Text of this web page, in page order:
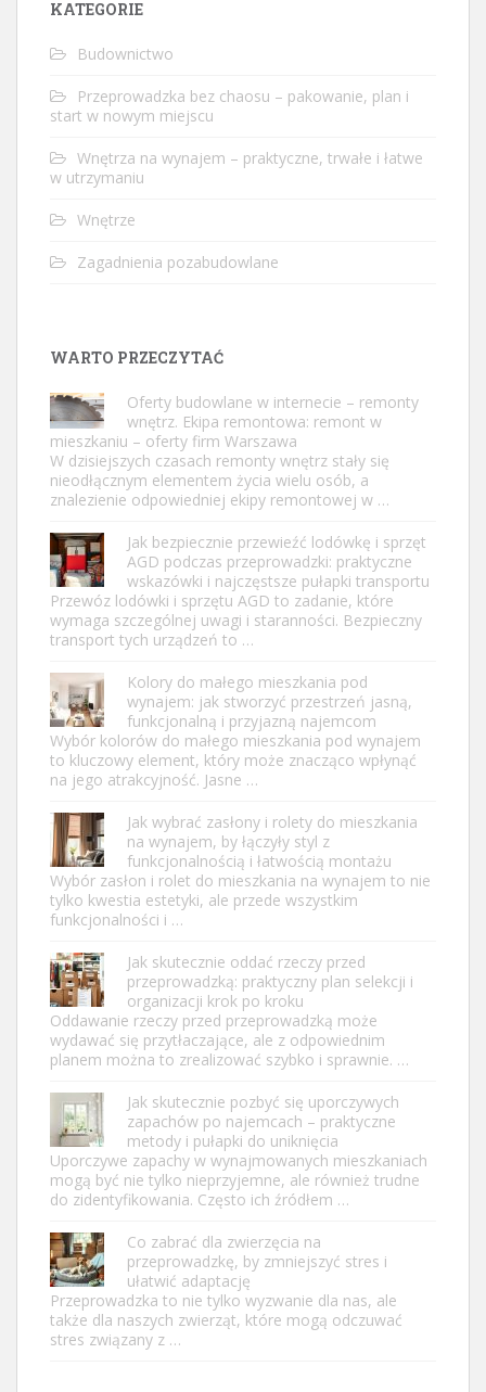
KATEGORIE
Budownictwo
Przeprowadzka bez chaosu – pakowanie, plan i
start w nowym miejscu
Wnętrza na wynajem – praktyczne, trwałe i łatwe
w utrzymaniu
Wnętrze
Zagadnienia pozabudowlane
WARTO PRZECZYTAĆ
Oferty budowlane w internecie – remonty
wnętrz. Ekipa remontowa: remont w
mieszkaniu – oferty firm Warszawa
W dzisiejszych czasach remonty wnętrz stały się
nieodłącznym elementem życia wielu osób, a
znalezienie odpowiedniej ekipy remontowej w …
Jak bezpiecznie przewieźć lodówkę i sprzęt
AGD podczas przeprowadzki: praktyczne
wskazówki i najczęstsze pułapki transportu
Przewóz lodówki i sprzętu AGD to zadanie, które
wymaga szczególnej uwagi i staranności. Bezpieczny
transport tych urządzeń to …
Kolory do małego mieszkania pod
wynajem: jak stworzyć przestrzeń jasną,
funkcjonalną i przyjazną najemcom
Wybór kolorów do małego mieszkania pod wynajem
to kluczowy element, który może znacząco wpłynąć
na jego atrakcyjność. Jasne …
Jak wybrać zasłony i rolety do mieszkania
na wynajem, by łączyły styl z
funkcjonalnością i łatwością montażu
Wybór zasłon i rolet do mieszkania na wynajem to nie
tylko kwestia estetyki, ale przede wszystkim
funkcjonalności i …
Jak skutecznie oddać rzeczy przed
przeprowadzką: praktyczny plan selekcji i
organizacji krok po kroku
Oddawanie rzeczy przed przeprowadzką może
wydawać się przytłaczające, ale z odpowiednim
planem można to zrealizować szybko i sprawnie. …
Jak skutecznie pozbyć się uporczywych
zapachów po najemcach – praktyczne
metody i pułapki do uniknięcia
Uporczywe zapachy w wynajmowanych mieszkaniach
mogą być nie tylko nieprzyjemne, ale również trudne
do zidentyfikowania. Często ich źródłem …
Co zabrać dla zwierzęcia na
przeprowadzkę, by zmniejszyć stres i
ułatwić adaptację
Przeprowadzka to nie tylko wyzwanie dla nas, ale
także dla naszych zwierząt, które mogą odczuwać
stres związany z …